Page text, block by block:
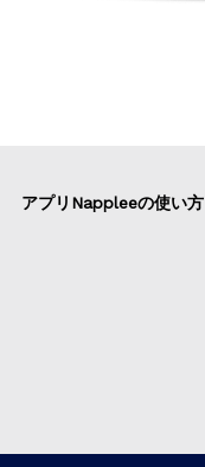
アプリNappleeの使い方